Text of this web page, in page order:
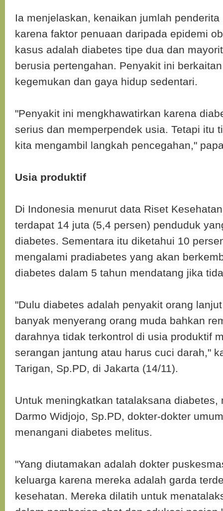
Ia menjelaskan, kenaikan jumlah
karena faktor penuaan daripada epidemi
kasus adalah diabetes tipe dua dan
berusia pertengahan. Penyakit ini
kegemukan dan gaya hidup sedentari.
"Penyakit ini mengkhawatirkan karena
serius dan memperpendek usia. Tetapi itu
kita mengambil langkah pencegahan,"
Usia produktif
Di Indonesia menurut data Riset
terdapat 14 juta (5,4 persen) penduduk
diabetes. Sementara itu diketahui 10
mengalami pradiabetes yang akan
diabetes dalam 5 tahun mendatang jika
"Dulu diabetes adalah penyakit orang
banyak menyerang orang muda bahkan
darahnya tidak terkontrol di usia produktif
serangan jantung atau harus cuci darah,"
Tarigan, Sp.PD, di Jakarta (14/11).
Untuk meningkatkan tatalaksana diabetes,
Darmo Widjojo, Sp.PD, dokter-dokter
menangani diabetes melitus.
"Yang diutamakan adalah dokter
keluarga karena mereka adalah garda
kesehatan. Mereka dilatih untuk